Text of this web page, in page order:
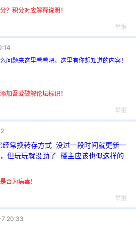
？积分对应解释说明！
举报
问题来这里看看吧，这里有你想知道的内容！
加吾爱破解论坛标识！
举报
经常换转存方式 没过一段时间就更新一
但玩玩就没劲了 楼主应该也似这样的
否为病毒！
举报
20:33